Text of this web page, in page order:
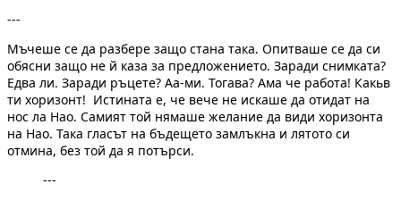
---
Мъчеше се да разбере защо стана така. Опитваше се да си
обясни защо не й каза за предложението. Заради снимката?
Едва ли. Заради ръцете? Аа-ми. Тогава? Ама че работа! Какьв
ти хоризонт! Истината е, че вече не искаше да отидат на
нос ла Нао. Самият той нямаше желание да види хоризонта
на Нао. Така гласът на бъдещето замлъкна и лятото си
отмина, без той да я потърси.
---